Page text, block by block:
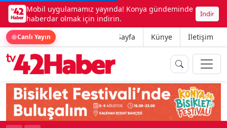
Mobil uygulamamız yayında! Konya gündeminde
haberdar olmak için indirin.
İndir
Canlı Yayın Ana Sayfa Künye İletişim